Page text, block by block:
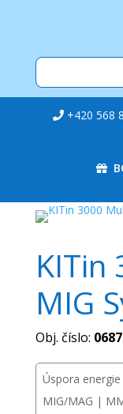
+420 568
KITin
MIG
Obj. číslo:
Úspora energie
MIG/MAG |